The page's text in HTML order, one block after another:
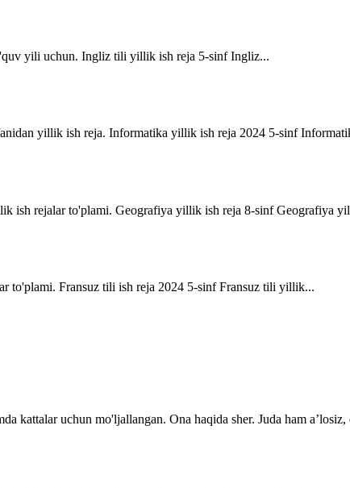
yili uchun. Ingliz tili yillik ish reja 5-sinf Ingliz...
yillik ish reja. Informatika yillik ish reja 2024 5-sinf
ish rejalar to'plami. Geografiya yillik ish reja 8-sinf Geografiya
to'plami. Fransuz tili ish reja 2024 5-sinf Fransuz tili yillik...
kattalar uchun mo'ljallangan. Ona haqida sher. Juda ham